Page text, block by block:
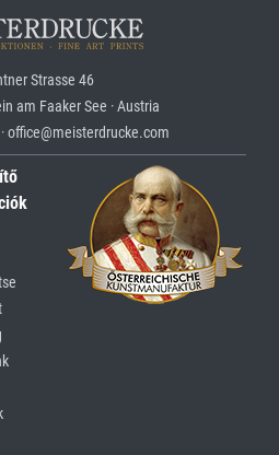
Strasse 46
am Faaker See · Austria
office@meisterdrucke.com